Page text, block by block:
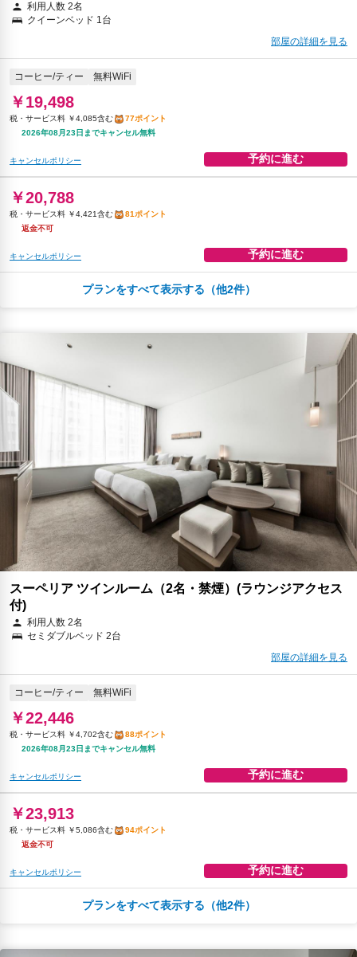
利用人数 2名
クイーンベッド 1台
部屋の詳細を見る
コーヒー/ティー 無料WiFi
￥19,498
税・サービス料 ￥4,085含む
77ポイント
2026年08月23日までキャンセル無料
キャンセルポリシー 予約に進む
￥20,788
税・サービス料 ￥4,421含む
81ポイント
返金不可
キャンセルポリシー 予約に進む
コーヒー/ティー 無料WiFi
税・サービス料 ￥4,513含む
85ポイント
2026年08月23日までキャンセル無料
キャンセルポリシー 予約に進む
税・サービス料 ￥4,881含む
90ポイント
返金不可
キャンセルポリシー 予約に進む
プランをすべて表示する（他2件）
スーペリア ツインルーム（2名・禁煙）(ラウンジアクセス
付)
利用人数 2名
セミダブルベッド 2台
部屋の詳細を見る
コーヒー/ティー 無料WiFi
￥22,446
税・サービス料 ￥4,702含む
88ポイント
2026年08月23日までキャンセル無料
キャンセルポリシー 予約に進む
￥23,913
税・サービス料 ￥5,086含む
94ポイント
返金不可
キャンセルポリシー 予約に進む
コーヒー/ティー 無料WiFi
税・サービス料 ￥5,131含む
96ポイント
プランをすべて表示する（他2件）